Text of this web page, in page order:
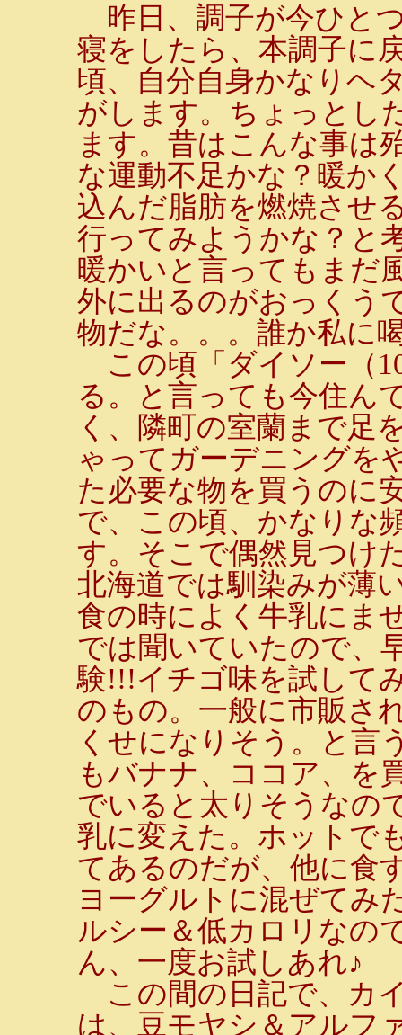
昨日、調子が今ひと
寝をしたら、本調子に
頃、自分自身かなりヘ
がします。ちょっとし
ます。昔はこんな事は
な運動不足かな？暖か
込んだ脂肪を燃焼させ
行ってみようかな？と
暖かいと言ってもまだ
外に出るのがおっくう
物だな。。。誰か私に
この頃「ダイソー（
る。と言っても今住ん
く、隣町の室蘭まで足
ゃってガーデニングを
た必要な物を買うのに
で、この頃、かなりな
す。そこで偶然見つけ
北海道では馴染みが薄
食の時によく牛乳にま
では聞いていたので、
験!!!イチゴ味を試して
のもの。一般に市販さ
くせになりそう。と言
もバナナ、ココア、を
でいると太りそうなの
乳に変えた。ホットで
てあるのだが、他に食
ヨーグルトに混ぜてみ
ルシー＆低カロリなの
ん、一度お試しあれ♪
この間の日記で、カ
は、豆モヤシ＆アルフ